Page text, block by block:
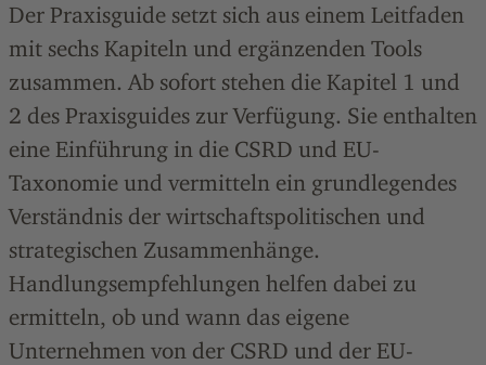
Der Praxisguide setzt sich aus einem Leitfaden
mit sechs Kapiteln und ergänzenden Tools
zusammen. Ab sofort stehen die Kapitel 1 und
2 des Praxisguides zur Verfügung. Sie enthalten
eine Einführung in die CSRD und EU-
Taxonomie und vermitteln ein grundlegendes
Verständnis der wirtschaftspolitischen und
strategischen Zusammenhänge.
Handlungsempfehlungen helfen dabei zu
ermitteln, ob und wann das eigene
Unternehmen von der CSRD und der EU-